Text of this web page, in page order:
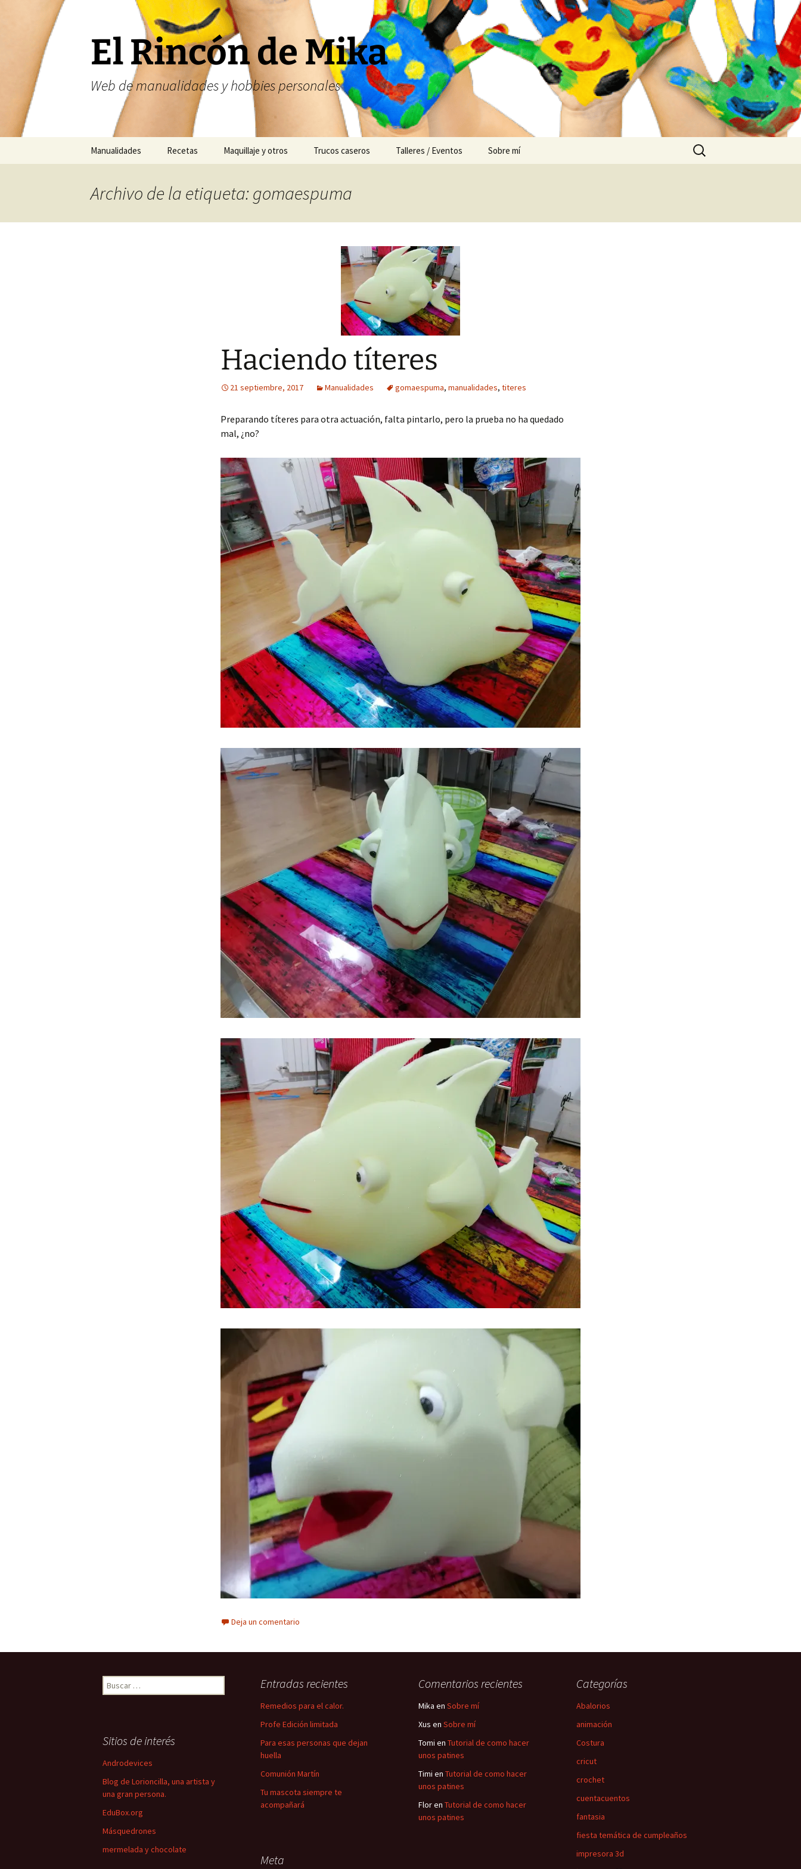
El Rincón de Mika
Web de manualidades y hobbies personales
Manualidades Recetas Maquillaje y otros Trucos caseros Talleres / Eventos Sobre mí
Buscar:
Archivo de la etiqueta: gomaespuma
Haciendo títeres
21 septiembre, 2017 Manualidades gomaespuma, manualidades, titeres
Preparando títeres para otra actuación, falta pintarlo, pero la prueba no ha quedado
mal, ¿no?
Deja un comentario
Buscar: Entradas recientes
Remedios para el calor.
Profe Edición limitada
Para esas personas que dejan
huella
Comunión Martín
Tu mascota siempre te
acompañará
Comentarios recientes
Mika en Sobre mí
Xus en Sobre mí
Tomi en Tutorial de como hacer
unos patines
Timi en Tutorial de como hacer
unos patines
Floren Tutorial de como hacer
unos patines
Categorías
Abalorios
animación
Costura
cricut
crochet
cuentacuentos
fantasia
fiesta temática de cumpleaños
impresora 3d
Sitios de interés
Androdevices
Blog de Lorioncilla, una artista y
una gran persona.
EduBox.org
Másquedrones
mermelada y chocolate
Meta